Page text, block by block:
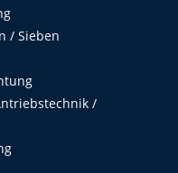
/ Sieben
/